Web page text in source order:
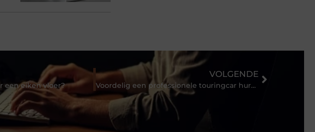
een eiken vloer?
VOLGENDE
Voordelig een professionele touringcar huren doet u bij Noot